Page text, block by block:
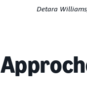
Detara